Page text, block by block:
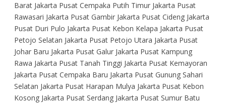
Barat Jakarta Pusat Cempaka Putih Timur Jakarta Pusat
Rawasari Jakarta Pusat Gambir Jakarta Pusat Cideng Jakarta
Pusat Duri Pulo Jakarta Pusat Kebon Kelapa Jakarta Pusat
Petojo Selatan Jakarta Pusat Petojo Utara Jakarta Pusat
Johar Baru Jakarta Pusat Galur Jakarta Pusat Kampung
Rawa Jakarta Pusat Tanah Tinggi Jakarta Pusat Kemayoran
Jakarta Pusat Cempaka Baru Jakarta Pusat Gunung Sahari
Selatan Jakarta Pusat Harapan Mulya Jakarta Pusat Kebon
Kosong Jakarta Pusat Serdang Jakarta Pusat Sumur Batu